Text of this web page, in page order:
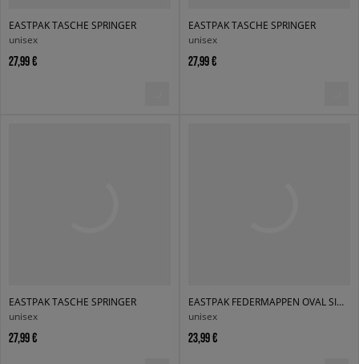
EASTPAK TASCHE SPRINGER
unisex
27,99 €
EASTPAK TASCHE SPRINGER
unisex
27,99 €
EASTPAK TASCHE SPRINGER
unisex
27,99 €
EASTPAK FEDERMAPPEN OVAL SINGLE
unisex
23,99 €